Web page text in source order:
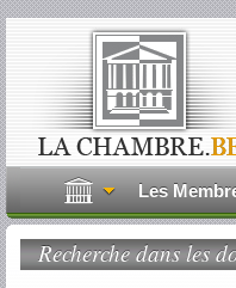
Les
Recherche dans les